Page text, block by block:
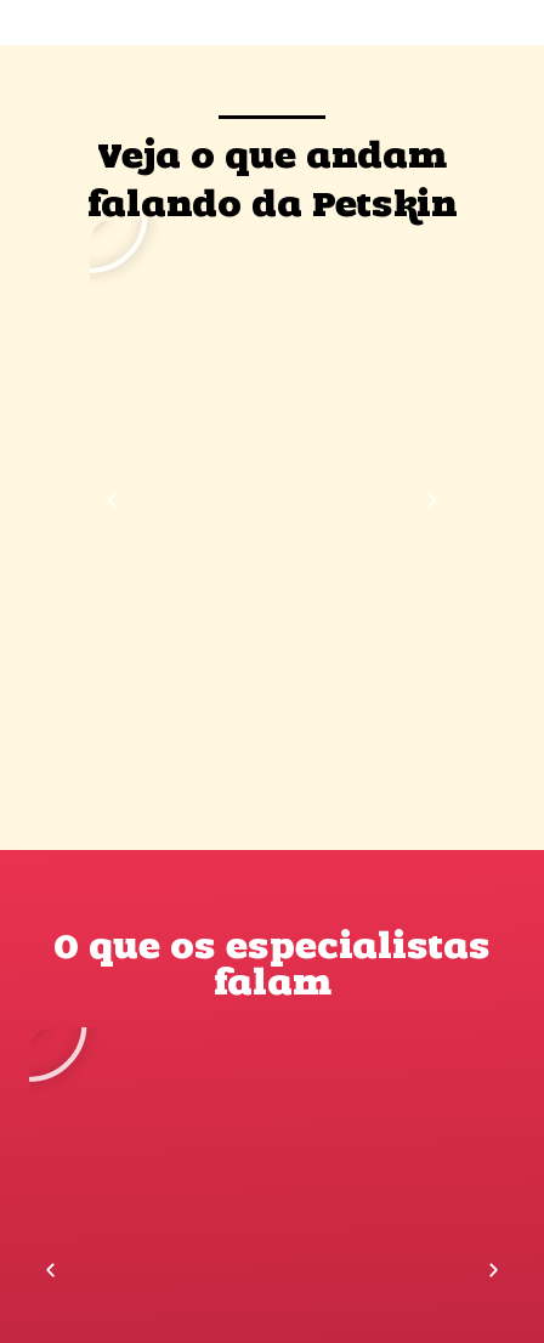
Veja o que andam
falando da Petskin
O que os especialistas
falam